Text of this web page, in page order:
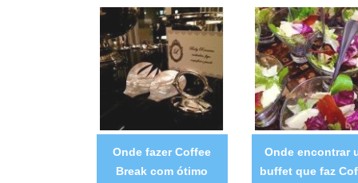
Onde fazer Coffee
Break com ótimo
Onde encontrar
buffet que faz